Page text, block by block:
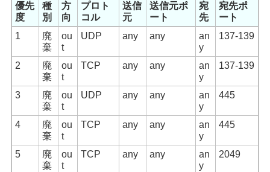
優先
度
種
別
方
向
プロト
コル
送信
元
送信元ポ
ート
宛
先
宛先ポ
ート
1
廃
棄
ou
t
UDP any any
an
y
137-139
2
廃
棄
ou
t
TCP any any
an
y
137-139
3
廃
棄
ou
t
UDP any any
an
y
445
4
廃
棄
ou
t
TCP any any
an
y
445
5
廃
棄
ou
t
TCP any any
an
y
2049